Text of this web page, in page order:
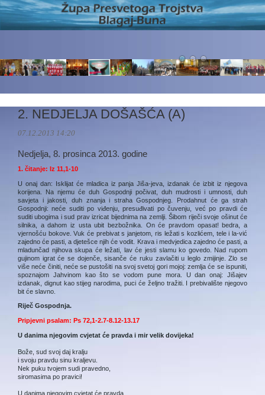
2. NEDJELJA DOŠAŠĆA (A)
07.12.2013 14:20
Nedjelja, 8. prosinca 2013. godine
1. čitanje: Iz 11,1-10
U onaj dan: Isklijat će mladica iz panja Jiša-jeva, izdanak će izbit iz njegova
korijena. Na njemu će duh Gospodnji počivat, duh mudrosti i umnosti, duh
savjeta i jakosti, duh znanja i straha Gospodnjeg. Prodahnut će ga strah
Gospodnji: neće suditi po viđenju, presuđivati po čuvenju, već po pravdi će
suditi ubogima i sud prav izricat bijednima na zemlji. Šibom riječi svoje ošinut će
silnika, a dahom iz usta ubit bezbožnika. On će pravdom opasat! bedra, a
vjernošću bokove. Vuk će prebivat s janjetom, ris ležati s kozlićem, tele i la-vić
zajedno će pasti, a djetešce njih će vodit. Krava i medvjedica zajedno će pasti, a
mladunčad njihova skupa će ležati, lav će jesti slamu ko govedo. Nad rupom
gujinom igrat će se dojenče, sisanče će ruku zavlačiti u leglo zmijinje. Zlo se
više neće činiti, neće se pustošiti na svoj svetoj gori mojoj: zemlja će se ispuniti,
spoznajom Jahvinom kao što se vodom pune mora. U dan onaj: Jišajev
izdanak, dignut kao stijeg narodima, puci će željno tražiti. I prebivalište njegovo
bit će slavno.
Riječ Gospodnja.
Pripjevni psalam: Ps 72,1-2.7-8.12-13.17
U danima njegovim cvjetat će pravda i mir velik dovijeka!
Bože, sud svoj daj kralju
i svoju pravdu sinu kraljevu.
Nek puku tvojem sudi pravedno,
siromasima po pravici!
U danima njegovim cvjetat će pravda